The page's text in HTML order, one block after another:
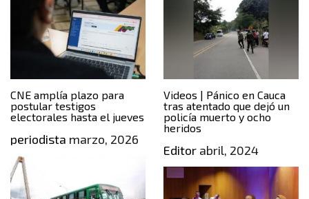
CNE amplía plazo para
postular testigos
electorales hasta el jueves
periodista marzo, 2026
Videos | Pánico en Cauca
tras atentado que dejó un
policía muerto y ocho
heridos
Editorabril, 2024